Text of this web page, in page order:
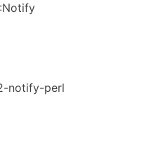
notify-perl